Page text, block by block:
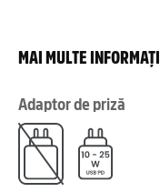
MAI MULTE
Adaptor de priză